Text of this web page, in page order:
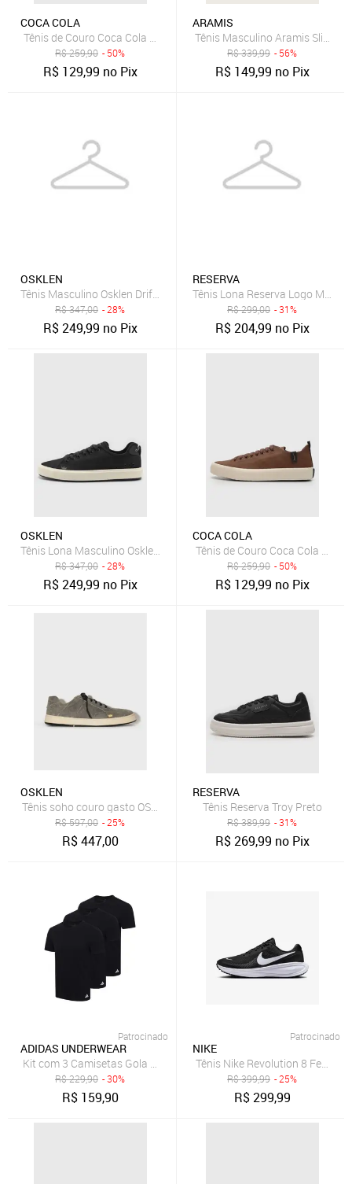
COCA COLA
Tênis de Couro Coca Cola Houston Leather Preto
R$259,90 - 50%
R$ 129,99 no Pix
ARAMIS
Tênis Masculino Aramis Slip-On
R$339,99 - 56%
R$ 149,99 no Pix
OSKLEN
Tênis Masculino Osklen Drift Marrom
R$347,00 - 28%
R$249,99 no Pix
RESERVA
Tênis Lona Reserva Logo
R$299,00 - 31%
R$204,99 no Pix
OSKLEN
Tênis Lona Masculino Osklen Drift Preto
R$347,00 - 28%
R$249,99 no Pix
COCA COLA
Tênis de Couro Coca Cola
R$259,90 - 50%
R$ 129,99 no Pix
OSKLEN
Tênis soho couro gasto OSKLEN
R$597,00 - 25%
R$447,00
RESERVA
Tênis Reserva Troy Preto
R$389,99 - 31%
R$269,99 no Pix
Patrocinado
ADIDAS UNDERWEAR
Kit com 3 Camisetas Gola Careca adidas Underwear Preto
R$229,90 - 30%
R$ 159,90
Patrocinado
NIKE
Tênis Nike Revolution 8
R$399,99 - 25%
R$299,99